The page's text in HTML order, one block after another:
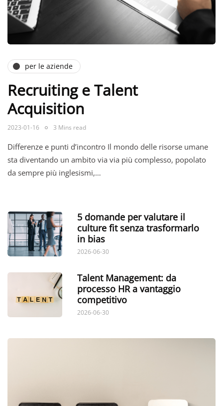
per le aziende
Recruiting e Talent
Acquisition
2023-01-16 3 Mins read
Differenze e punti d’incontro Il mondo delle risorse umane
sta diventando un ambito via via più complesso, popolato
da sempre più inglesismi,…
5 domande per valutare il
culture fit senza trasformarlo
in bias
2026-06-30
Talent Management: da
processo HR a vantaggio
competitivo
2026-06-30